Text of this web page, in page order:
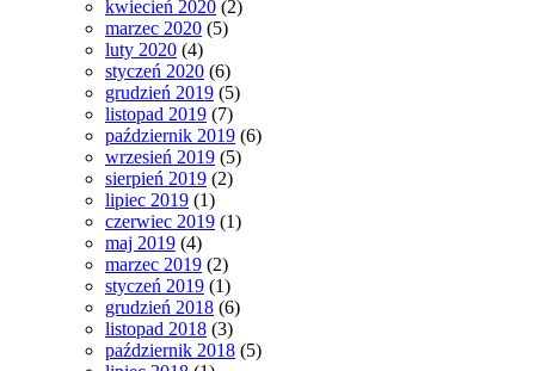
kwiecień 2020 (2)
marzec 2020 (5)
luty 2020 (4)
styczeń 2020 (6)
grudzień 2019 (5)
listopad 2019 (7)
październik 2019 (6)
wrzesień 2019 (5)
sierpień 2019 (2)
lipiec 2019 (1)
czerwiec 2019 (1)
maj 2019 (4)
marzec 2019 (2)
styczeń 2019 (1)
grudzień 2018 (6)
listopad 2018 (3)
październik 2018 (5)